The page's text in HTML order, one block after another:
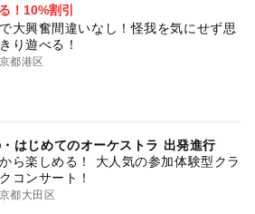
！10%割引
大興奮間違いなし！怪我を気にせず思
り遊べる！
都港区
はじめてのオーケストラ 出発進行
ら楽しめる！ 大人気の参加体験型クラ
コンサート！
都大田区